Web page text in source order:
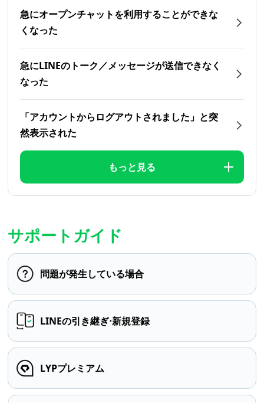
急にオープンチャットを利用することができな
くなった
急にLINEのトーク／メッセージが送信できなく
なった
「アカウントからログアウトされました」と突
然表示された
もっと見る
サポートガイド
問題が発生している場合
LINEの引き継ぎ⋅新規登録
LYPプレミアム